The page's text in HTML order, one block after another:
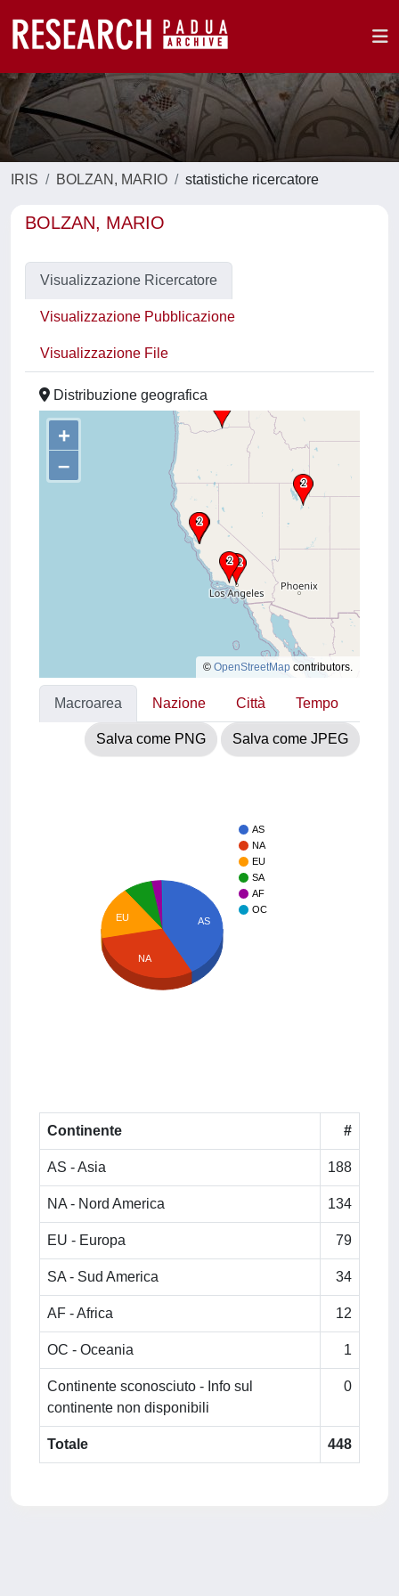
IRIS BOLZAN, MARIO statistiche ricercatore
BOLZAN, MARIO
Visualizzazione Ricercatore
Visualizzazione Pubblicazione
Visualizzazione File
Distribuzione geografica
+
–
© OpenStreetMap contributors.
Macroarea Nazione Città Tempo
Salva come PNG Salva come JPEG
AS
NA
EU
SA
AF
OC
AS
EU
NA
Continente #
AS - Asia 188
NA - Nord America 134
EU - Europa 79
SA - Sud America 34
AF - Africa 12
OC - Oceania 1
Continente sconosciuto - Info sul
continente non disponibili
0
Totale 448